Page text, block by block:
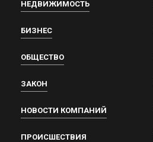
НЕДВИЖИМОСТЬ
БИЗНЕС
ОБЩЕСТВО
ЗАКОН
НОВОСТИ КОМПАНИЙ
ПРОИСШЕСТВИЯ